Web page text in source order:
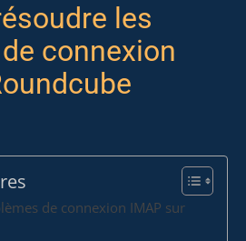
les
connexion
de connexion IMAP sur